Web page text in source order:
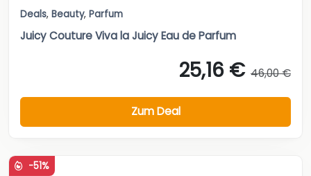
Deals, Beauty, Parfum
Juicy Couture Viva la Juicy Eau de Parfum
25,16 € 46,00 €
Zum Deal
-51%